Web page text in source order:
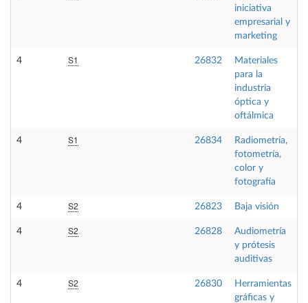
iniciativa
empresarial y
marketing
4 S1 26832
Materiales
para la
industria
óptica y
oftálmica
4 S1 26834
Radiometría,
fotometría,
color y
fotografía
4 S2 26823 Baja visión
4 S2 26828
Audiometría
y prótesis
auditivas
4 S2 26830
Herramientas
gráficas y